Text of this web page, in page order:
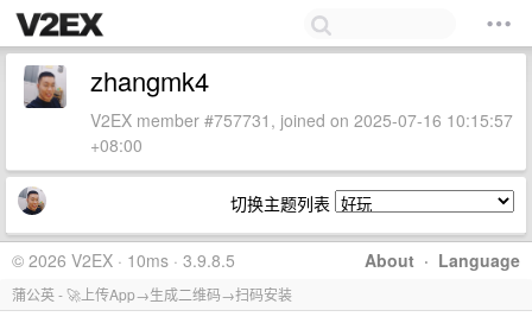
zhangmk4
V2EX member #757731, joined on 2025-07-16 10:15:57
+08:00
切换主题列表
About · Language
© 2026 V2EX · 10ms · 3.9.8.5
蒲公英 - 🚀上传App→生成二维码→扫码安装